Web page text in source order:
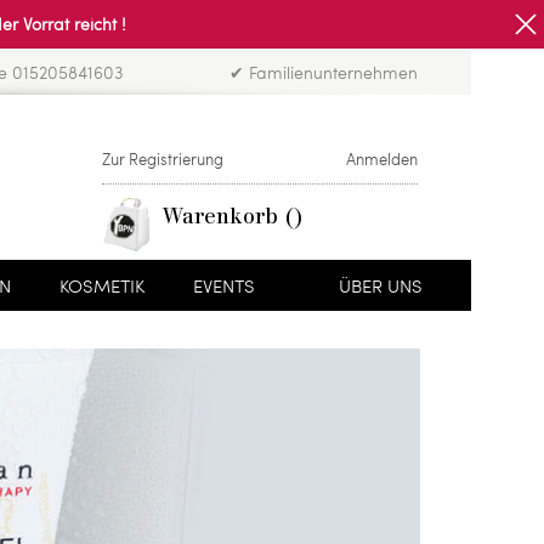
Vorrat reicht !
015205841603 ✔ Familienunternehmen
Zur Registrierung Anmelden
Warenkorb
KOSMETIK EVENTS ÜBER UNS